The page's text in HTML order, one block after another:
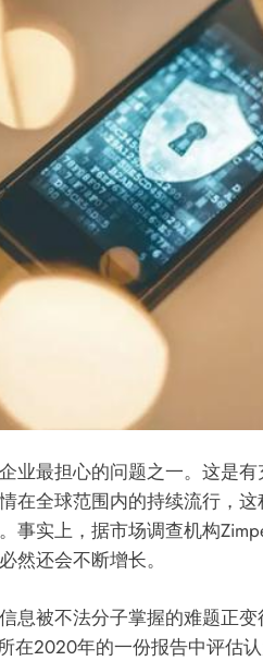
业最担心的问题之一。这是
在全球范围内的持续流行，
事实上，据市场调查机构
然还会不断增长。
息被不法分子掌握的难题正
在2020年的一份报告中评估